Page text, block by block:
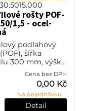
rošty POF-
1,5 - ocel-
podlahový
šířka
300 mm, výška
síla 1,5 mm,
S235JR (ST37.2
také ČSN 11373)
povrchové úpravy.
Cena bez DPH
0,00 Kč
Na objednávku
Detail